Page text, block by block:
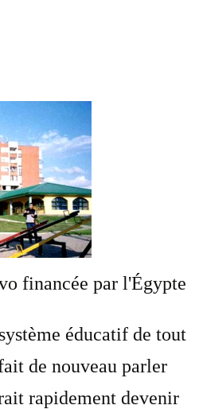
financée par l'Égypte
éducatif de tout
de nouveau parler
rapidement devenir